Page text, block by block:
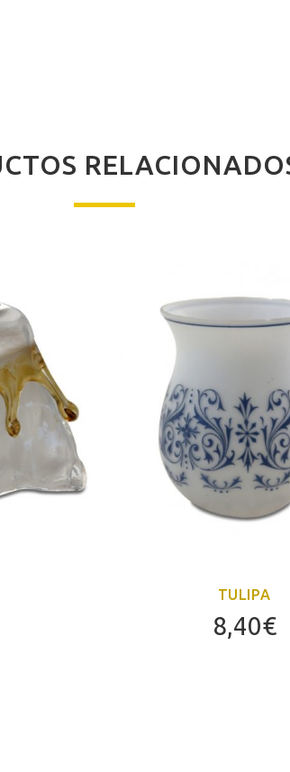
TULIPA
8,40€